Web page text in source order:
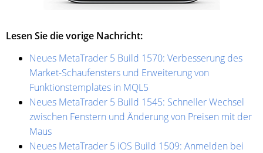
Lesen Sie die vorige Nachricht:
Neues MetaTrader 5 Build 1570: Verbesserung des
Market-Schaufensters und Erweiterung von
Funktionstemplates in MQL5
Neues MetaTrader 5 Build 1545: Schneller Wechsel
zwischen Fenstern und Änderung von Preisen mit der
Maus
Neues MetaTrader 5 iOS Build 1509: Anmelden bei